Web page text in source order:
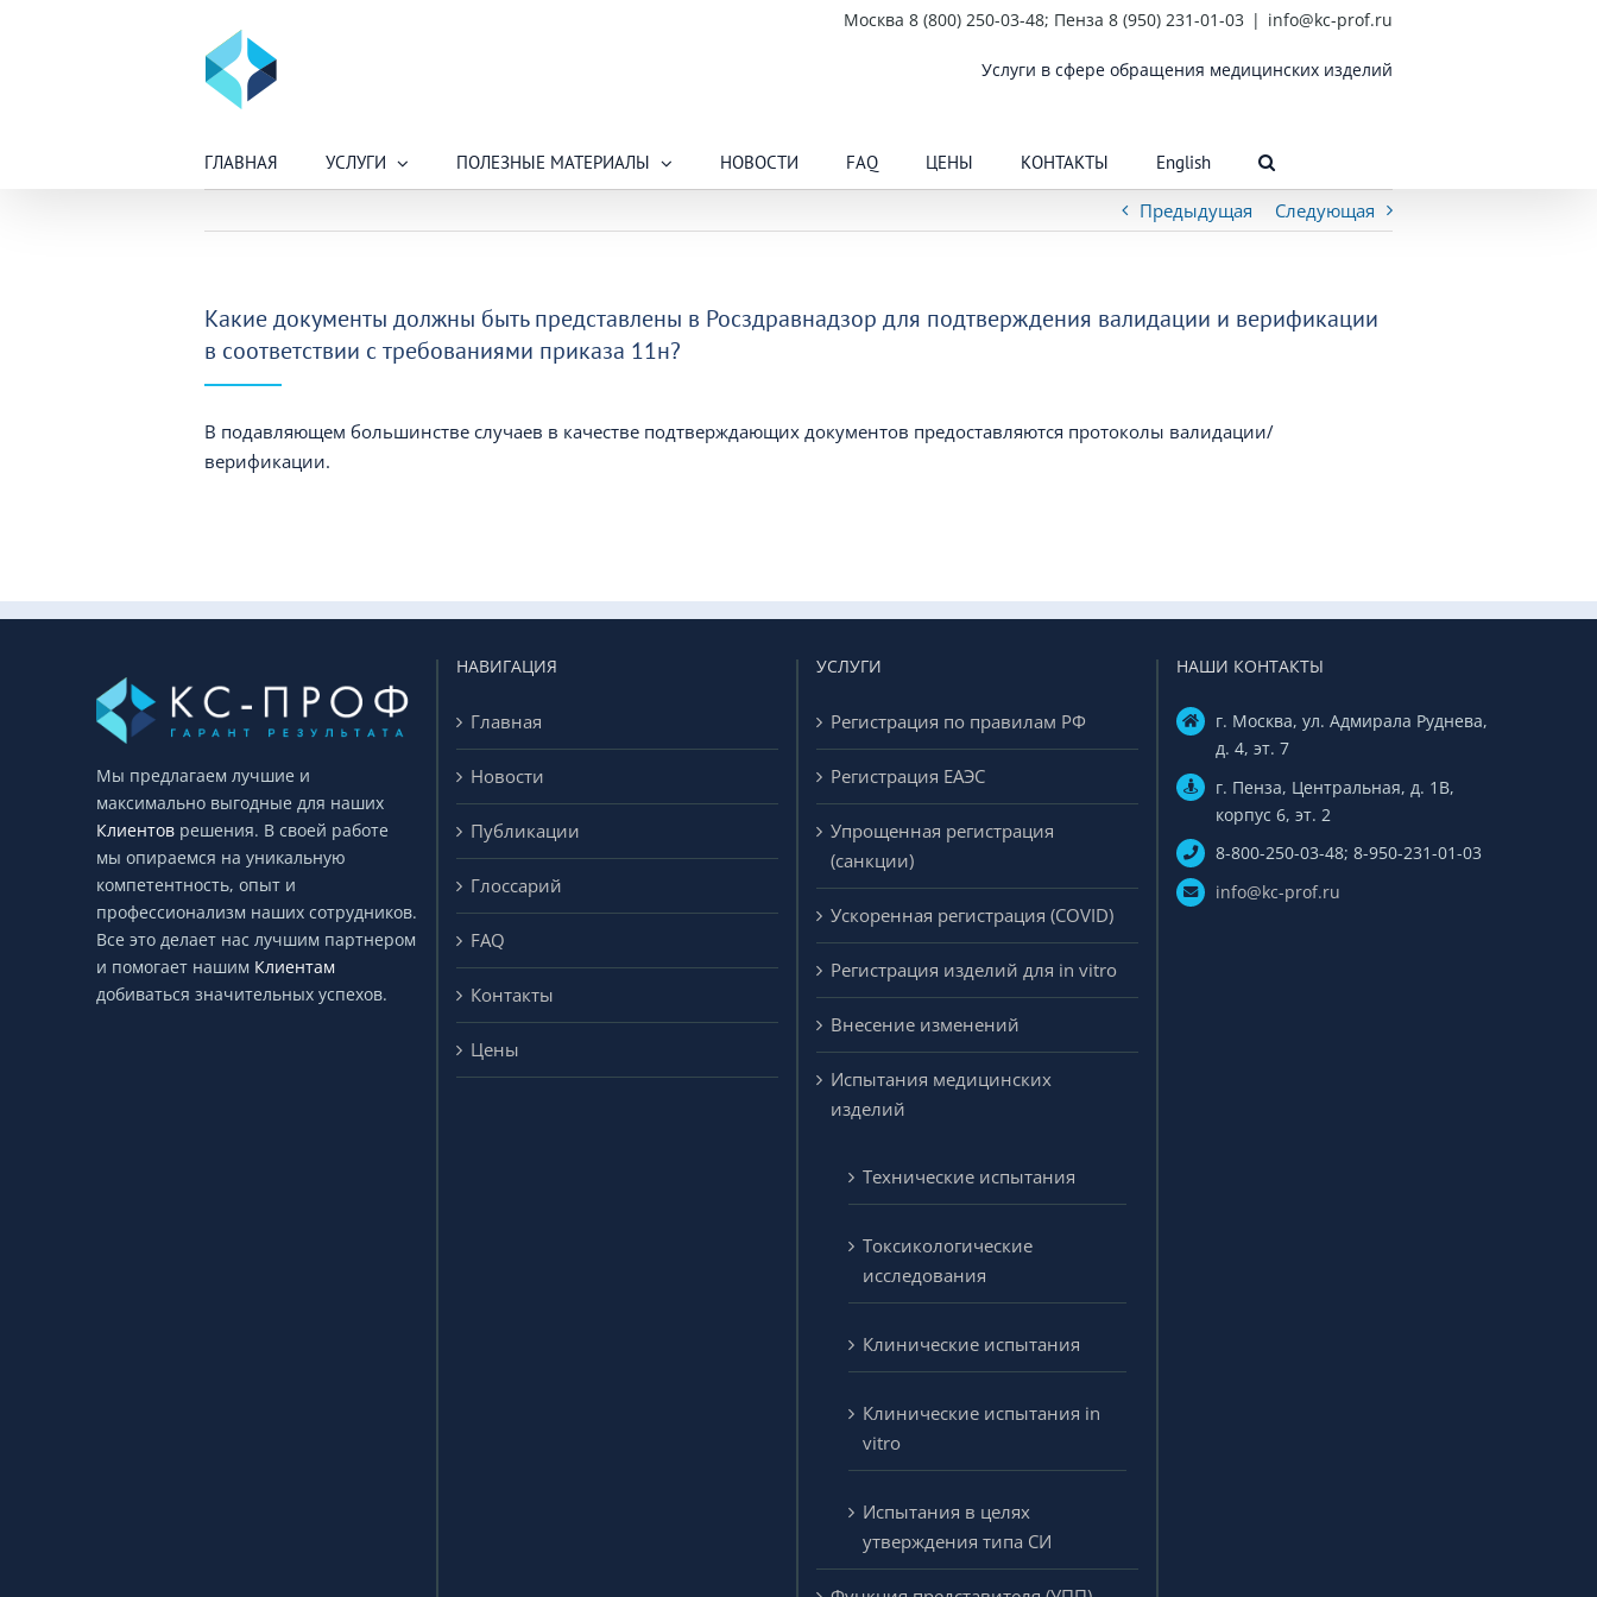
Москва 8 (800) 250-03-48; Пенза 8 (950) 231-01-03 | info@kc-prof.ru
Услуги в сфере обращения медицинских изделий
ГЛАВНАЯ УСЛУГИ ПОЛЕЗНЫЕ МАТЕРИАЛЫ НОВОСТИ FAQ ЦЕНЫ КОНТАКТЫ English
Предыдущая Следующая
Какие документы должны быть представлены в Росздравнадзор для подтверждения валидации и верификации
в соответствии с требованиями приказа 11н?
В подавляющем большинстве случаев в качестве подтверждающих документов предоставляются протоколы валидации/
верификации.
Мы предлагаем лучшие и
максимально выгодные для наших
Клиентов решения. В своей работе
мы опираемся на уникальную
компетентность, опыт и
профессионализм наших сотрудников.
Все это делает нас лучшим партнером
и помогает нашим Клиентам
добиваться значительных успехов.
НАВИГАЦИЯ
Главная
Новости
Публикации
Глоссарий
FAQ
Контакты
Цены
УСЛУГИ
Регистрация по правилам РФ
Регистрация ЕАЭС
Упрощенная регистрация
(санкции)
Ускоренная регистрация (COVID)
Регистрация изделий для in vitro
Внесение изменений
Испытания медицинских
изделий
Технические испытания
Токсикологические
исследования
Клинические испытания
Клинические испытания in
vitro
Испытания в целях
утверждения типа СИ
НАШИ КОНТАКТЫ
г. Москва, ул. Адмирала Руднева,
д. 4, эт. 7
г. Пенза, Центральная, д. 1В,
корпус 6, эт. 2
8-800-250-03-48; 8-950-231-01-03
info@kc-prof.ru